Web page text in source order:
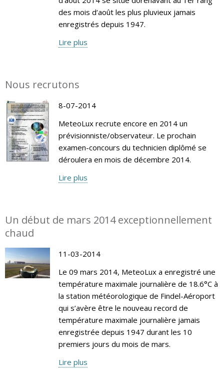
des mois d‘août les plus pluvieux jamais
enregistrés depuis 1947.
Lire plus
Nous recrutons
8-07-2014
MeteoLux recrute encore en 2014 un
prévisionniste/observateur. Le prochain
examen-concours du technicien diplômé se
déroulera en mois de décembre 2014.
Lire plus
Un début de mars 2014 exceptionnellement
chaud
11-03-2014
Le 09 mars 2014, MeteoLux a enregistré une
température maximale journalière de 18.6°C à
la station météorologique de Findel-Aéroport
qui s’avère être le nouveau record de
température maximale journalière jamais
enregistrée depuis 1947 durant les 10
premiers jours du mois de mars.
Lire plus